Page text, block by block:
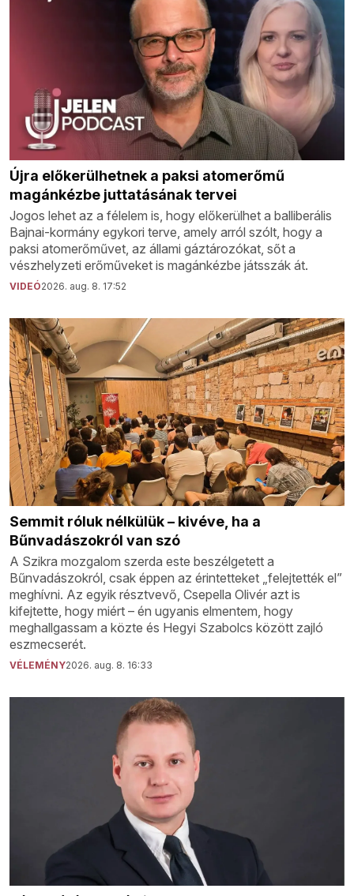
Újra előkerülhetnek a paksi atomerőmű
magánkézbe juttatásának tervei
Jogos lehet az a félelem is, hogy előkerülhet a balliberális
Bajnai-kormány egykori terve, amely arról szólt, hogy a
paksi atomerőművet, az állami gáztározókat, sőt a
vészhelyzeti erőműveket is magánkézbe játsszák át.
VIDEÓ2026. aug. 8. 17:52
Semmit róluk nélkülük – kivéve, ha a
Bűnvadászokról van szó
A Szikra mozgalom szerda este beszélgetett a
Bűnvadászokról, csak éppen az érintetteket „felejtették el”
meghívni. Az egyik résztvevő, Csepella Olivér azt is
kifejtette, hogy miért – én ugyanis elmentem, hogy
meghallgassam a közte és Hegyi Szabolcs között zajló
eszmecserét.
VÉLEMÉNY2026. aug. 8. 16:33